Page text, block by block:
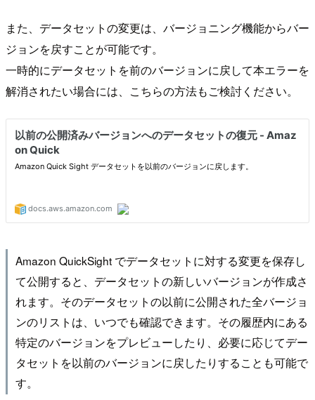
また、データセットの変更は、バージョニング機能からバー
ジョンを戻すことが可能です。
一時的にデータセットを前のバージョンに戻して本エラーを
解消されたい場合には、こちらの方法もご検討ください。
Amazon QuickSight でデータセットに対する変更を保存し
て公開すると、データセットの新しいバージョンが作成さ
れます。そのデータセットの以前に公開された全バージョ
ンのリストは、いつでも確認できます。その履歴内にある
特定のバージョンをプレビューしたり、必要に応じてデー
タセットを以前のバージョンに戻したりすることも可能で
す。